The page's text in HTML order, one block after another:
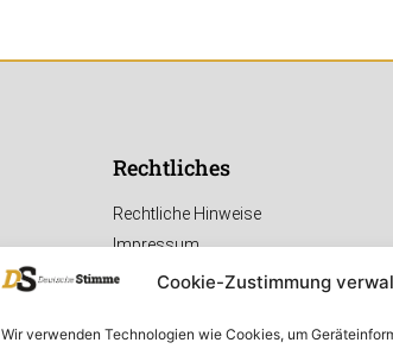
Cookie-Zustimmung
Wir verwenden Technologien wie Cookies, um
Rechtliches
Rechtliche Hinweise
Impressum
Datenschutzerklärung